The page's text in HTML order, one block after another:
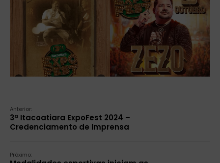
Anterior:
3ª Itacoatiara ExpoFest 2024 –
Credenciamento de Imprensa
Próximo: